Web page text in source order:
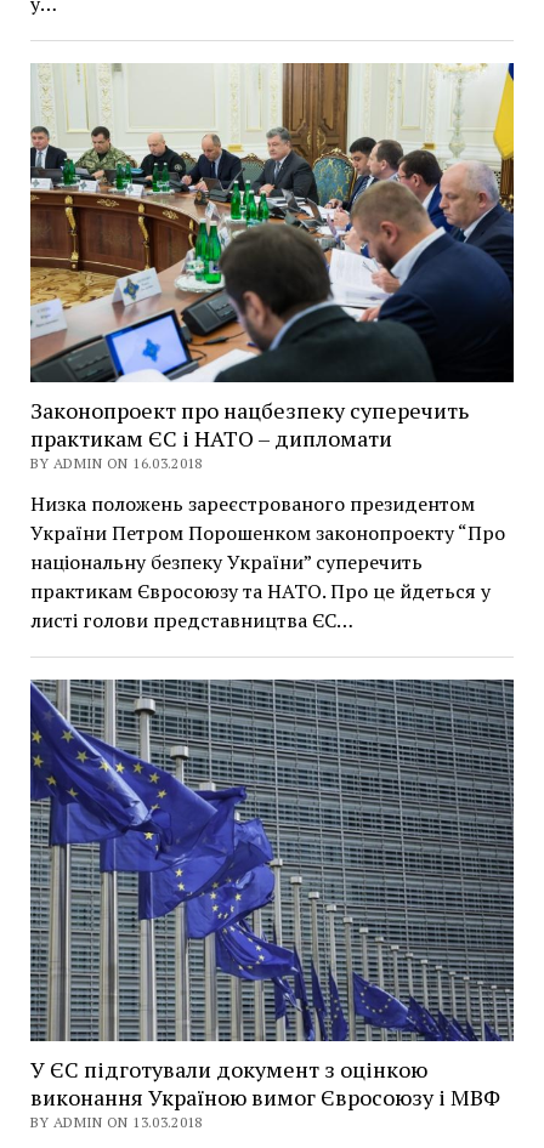
Законопроект про нацбезпеку суперечить
практикам ЄС і НАТО – дипломати
BY ADMIN ON 16.03.2018
Низка положень зареєстрованого президентом
України Петром Порошенком законопроекту “Про
національну безпеку України” суперечить
практикам Євросоюзу та НАТО. Про це йдеться у
листі голови представництва ЄС…
У ЄС підготували документ з оцінкою
виконання Україною вимог Євросоюзу і МВФ
BY ADMIN ON 13.03.2018